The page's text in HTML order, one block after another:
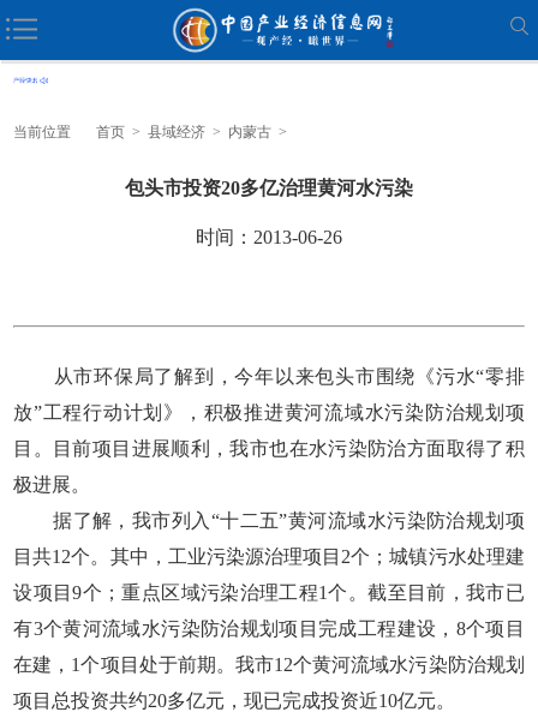
当前位置 首页 > 县域经济 > 内蒙古 >
包头市投资20多亿治理黄河水污染
时间：2013-06-26
从市环保局了解到，今年以来包头市围绕《污水“零排
放”工程行动计划》，积极推进黄河流域水污染防治规划项
目。目前项目进展顺利，我市也在水污染防治方面取得了积
极进展。
据了解，我市列入“十二五”黄河流域水污染防治规划项
目共12个。其中，工业污染源治理项目2个；城镇污水处理建
设项目9个；重点区域污染治理工程1个。截至目前，我市已
有3个黄河流域水污染防治规划项目完成工程建设，8个项目
在建，1个项目处于前期。我市12个黄河流域水污染防治规划
项目总投资共约20多亿元，现已完成投资近10亿元。